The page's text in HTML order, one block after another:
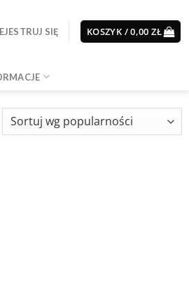
SIĘ KOSZYK /0,00ZŁ